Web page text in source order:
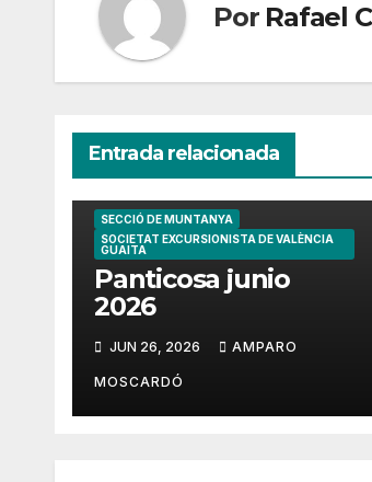
Por Rafael
Entrada relacionada
SECCIÓ DE MUNTANYA
SOCIETAT EXCURSIONISTA DE VALÈNCIA
GUAITA
Panticosa junio
2026
JUN 26, 2026 AMPARO
MOSCARDÓ